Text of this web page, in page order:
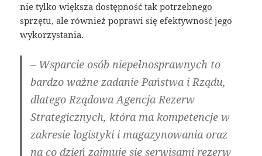
nie tylko większa dostępność tak potrzebnego
sprzętu, ale również poprawi się efektywność jego
wykorzystania.
– Wsparcie osób niepełnosprawnych to
bardzo ważne zadanie Państwa i Rządu,
dlatego Rządowa Agencja Rezerw
Strategicznych, która ma kompetencje w
zakresie logistyki i magazynowania oraz
na co dzień zajmuje się serwisami rezerw